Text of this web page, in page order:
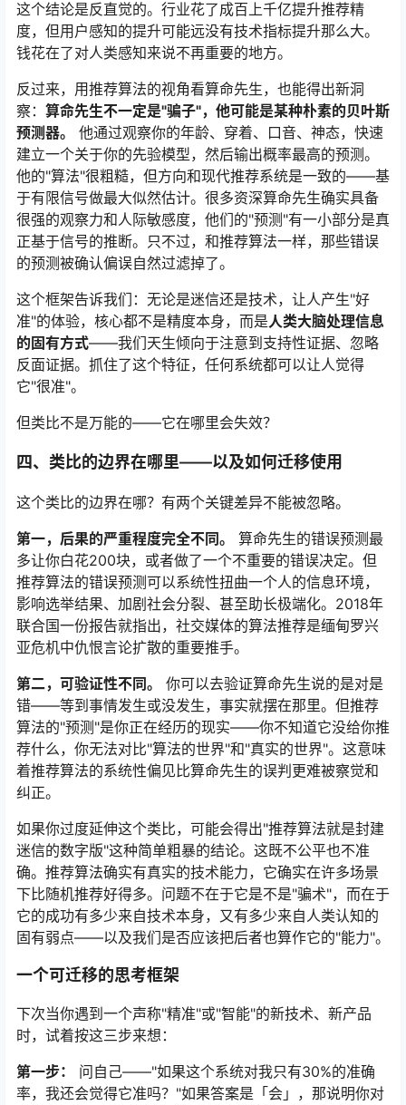
这个结论是反直觉的。行业花了成百上千亿提升推荐精
度，但用户感知的提升可能远没有技术指标提升那么大。
钱花在了对人类感知来说不再重要的地方。
反过来，用推荐算法的视角看算命先生，也能得出新洞
察： 算命先生不一定是"骗子"，他可能是某种朴素的贝叶斯
预测器。
他通过观察你的年龄、穿着、口音、神态，快速
建立一个关于你的先验模型，然后输出概率最高的预测。
他的"算法"很粗糙，但方向和现代推荐系统是一致的——基
于有限信号做最大似然估计。很多资深算命先生确实具备
很强的观察力和人际敏感度，他们的"预测"有一小部分是真
正基于信号的推断。只不过，和推荐算法一样，那些错误
的预测被确认偏误自然过滤掉了。
这个框架告诉我们：无论是迷信还是技术，让人产生"好
准"的体验，核心都不是精度本身，而是人类大脑处理信息
的固有方式——我们天生倾向于注意到支持性证据、忽略
反面证据。抓住了这个特征，任何系统都可以让人觉得
它"很准"。
但类比不是万能的——它在哪里会失效？
四、类比的边界在哪里——以及如何迁移使用
这个类比的边界在哪？有两个关键差异不能被忽略。
第一，后果的严重程度完全不同。
算命先生的错误预测最
多让你白花200块，或者做了一个不重要的错误决定。但
推荐算法的错误预测可以系统性扭曲一个人的信息环境，
影响选举结果、加剧社会分裂、甚至助长极端化。2018年
联合国一份报告就指出，社交媒体的算法推荐是缅甸罗兴
亚危机中仇恨言论扩散的重要推手。
第二，可验证性不同。
你可以去验证算命先生说的是对是
错——等到事情发生或没发生，事实就摆在那里。但推荐
算法的"预测"是你正在经历的现实——你不知道它没给你推
荐什么，你无法对比"算法的世界"和"真实的世界"。这意味
着推荐算法的系统性偏见比算命先生的误判更难被察觉和
纠正。
如果你过度延伸这个类比，可能会得出"推荐算法就是封建
迷信的数字版"这种简单粗暴的结论。这既不公平也不准
确。推荐算法确实有真实的技术能力，它确实在许多场景
下比随机推荐好得多。问题不在于它是不是"骗术"，而在于
它的成功有多少来自技术本身，又有多少来自人类认知的
固有弱点——以及我们是否应该把后者也算作它的"能力"。
一个可迁移的思考框架
下次当你遇到一个声称"精准"或"智能"的新技术、新产品
时，试着按这三步来想：
第一步：
问自己——"如果这个系统对我只有30%的准确
率，我还会觉得它准吗？"如果答案是「会」，那说明你对